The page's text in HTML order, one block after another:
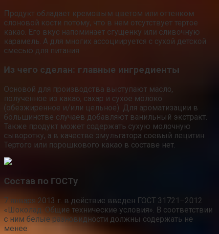
Продукт обладает кремовым цветом или оттенком
слоновой кости потому, что в нем отсутствует тертое
какао. Его вкус напоминает сгущенку или сливочную
карамель. А для многих ассоциируется с сухой детской
смесью для питания.
Из чего сделан: главные ингредиенты
Основой для производства выступают масло,
полученное из какао, сахар и сухое молоко
(обезжиренное и/или цельное). Для ароматизации в
большинстве случаев добавляют ванильный экстракт.
Также продукт может содержать сухую молочную
сыворотку, а в качестве эмульгатора соевый лецитин.
Тертого или порошкового какао в составе нет.
Состав по ГОСТу
7 января 2013 г. в действие введен ГОСТ 31721–2012
«Шоколад. Общие технические условия». В соответствии
с ним белые разновидности должны содержать не
менее: